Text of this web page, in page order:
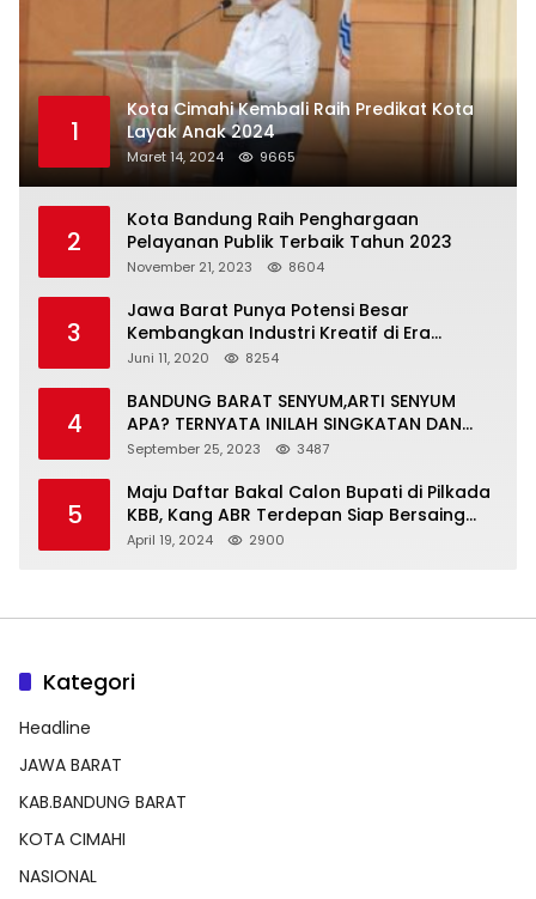
1
Kota Cimahi Kembali Raih Predikat Kota
Layak Anak 2024
Maret 14, 2024 9665
2
Kota Bandung Raih Penghargaan
Pelayanan Publik Terbaik Tahun 2023
November 21, 2023 8604
3
Jawa Barat Punya Potensi Besar
Kembangkan Industri Kreatif di Era
Normal Baru
Juni 11, 2020 8254
4
BANDUNG BARAT SENYUM,ARTI SENYUM
APA? TERNYATA INILAH SINGKATAN DAN
MAKNANYA
September 25, 2023 3487
5
Maju Daftar Bakal Calon Bupati di Pilkada
KBB, Kang ABR Terdepan Siap Bersaing
Dengan Balon Lainnya
April 19, 2024 2900
Kategori
Headline
JAWA BARAT
KAB.BANDUNG BARAT
KOTA CIMAHI
NASIONAL